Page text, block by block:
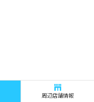
周辺店舗情報